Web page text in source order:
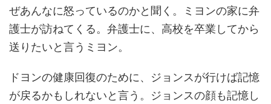
ぜあんなに怒っているのかと聞く。ミヨンの家に弁
護士が訪ねてくる。弁護士に、高校を卒業してから
送りたいと言うミヨン。
ドヨンの健康回復のために、ジョンスが行けば記憶
が戻るかもしれないと言う。ジョンスの顔も記憶し